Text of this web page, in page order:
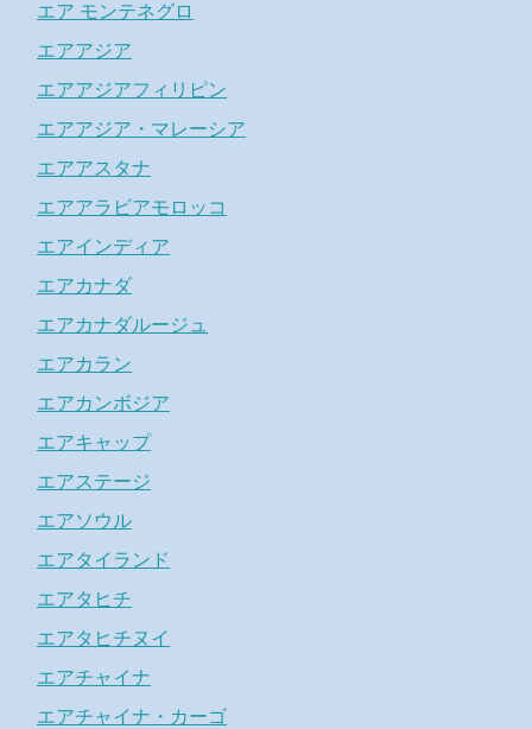
エア モンテネグロ
エアアジア
エアアジアフィリピン
エアアジア・マレーシア
エアアスタナ
エアアラビアモロッコ
エアインディア
エアカナダ
エアカナダルージュ
エアカラン
エアカンボジア
エアキャップ
エアステージ
エアソウル
エアタイランド
エアタヒチ
エアタヒチヌイ
エアチャイナ
エアチャイナ・カーゴ